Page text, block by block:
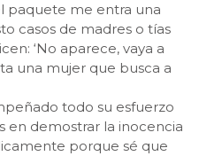
paquete me entra una
casos de madres o tías
‘No aparece, vaya a
una mujer que busca a
todo su esfuerzo
en demostrar la inocencia
porque sé que